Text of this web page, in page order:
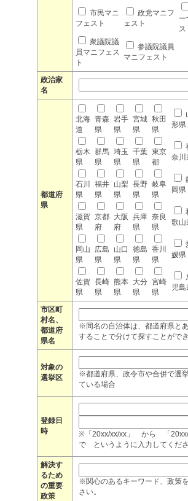
市民マニ
フェスト
政党マニフ
ェスト
ー
ス
衆議院議
員マニフェス
ト
参議院議員
マニフェスト
政治家
名
都道府
県
北海
道
青森
県
岩手
県
宮城
県
秋田
県
形県
栃木
県
群馬
県
埼玉
県
千葉
県
東京
都
奈川
石川
県
福井
県
山梨
県
長野
県
岐阜
県
岡県
滋賀
県
京都
府
大阪
府
兵庫
県
奈良
県
歌山
岡山
県
広島
県
山口
県
徳島
県
香川
県
媛県
佐賀
県
長崎
県
熊本
県
大分
県
宮崎
県
児島
市区町
村名、
都道府
県名
※同名の自治体は、都道府県と
することで分けて探すことができ
対象の
選挙区
※都道府県、政令市や合併で選
ている場合
登録日
時
※「20xx/xx/xx」 から 「20xx/
で というように入力してくださ
解決す
るため
の重要
政策
※関心のあるキーワード、政策
さい。